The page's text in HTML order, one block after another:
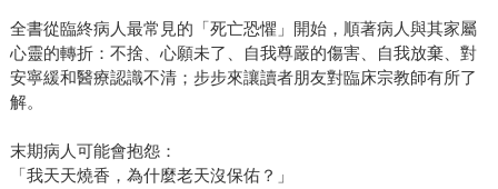
全書從臨終病人最常見的「死亡恐懼」開始，順著病人與其家屬
心靈的轉折：不捨、心願未了、自我尊嚴的傷害、自我放棄、對
安寧緩和醫療認識不清；步步來讓讀者朋友對臨床宗教師有所了
解。
末期病人可能會抱怨：
「我天天燒香，為什麼老天沒保佑？」